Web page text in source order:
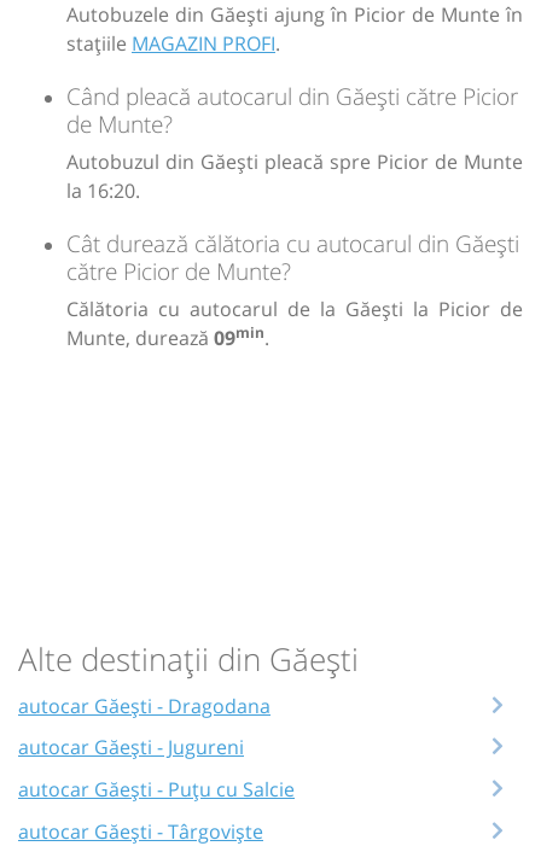
Autobuzele din Găești ajung în Picior de Munte în
stațiile MAGAZIN PROFI.
Când pleacă autocarul din Găești către Picior
de Munte?
Autobuzul din Găești pleacă spre Picior de Munte
la 16:20.
Cât durează călătoria cu autocarul din Găești
către Picior de Munte?
Călătoria cu autocarul de la Găești la Picior de
Munte, durează 09min.
Alte destinații din Găești
autocar Găești - Dragodana
autocar Găești - Jugureni
autocar Găești - Puțu cu Salcie
autocar Găești - Târgoviște